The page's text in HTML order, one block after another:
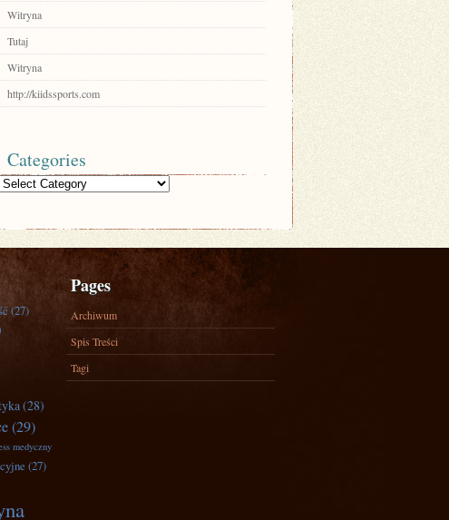
Witryna
Tutaj
Witryna
http://kiidssports.com
Categories
Categories
(27)
(28)
(29)
medyczny
(27)
Pages
Archiwum
Spis Treści
Tagi